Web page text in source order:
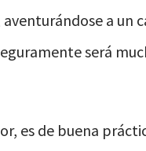
a un
será
es de buena